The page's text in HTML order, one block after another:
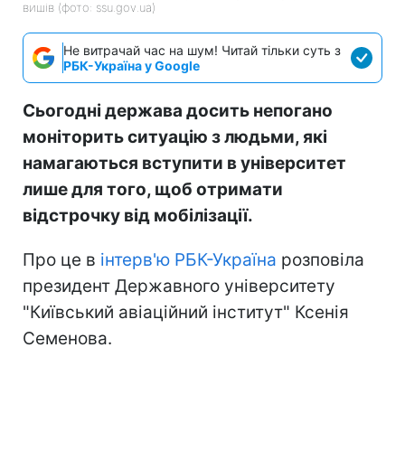
вишів (фото: ssu.gov.ua)
Не витрачай час на шум! Читай тільки суть з
РБК-Україна у Google
Сьогодні держава досить непогано
моніторить ситуацію з людьми, які
намагаються вступити в університет
лише для того, щоб отримати
відстрочку від мобілізації.
Про це в інтерв'ю РБК-Україна розповіла
президент Державного університету
"Київський авіаційний інститут" Ксенія
Семенова.